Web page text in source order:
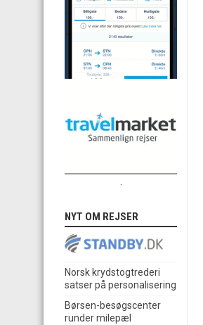
NYT OM REJSER
Norsk krydstogtrederi
satser på personalisering
Børsen-besøgscenter
runder milepæl